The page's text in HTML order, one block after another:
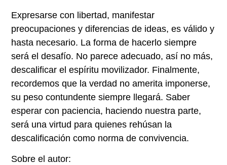
Expresarse con libertad, manifestar
preocupaciones y diferencias de ideas, es válido y
hasta necesario. La forma de hacerlo siempre
será el desafío. No parece adecuado, así no más,
descalificar el espíritu movilizador. Finalmente,
recordemos que la verdad no amerita imponerse,
su peso contundente siempre llegará. Saber
esperar con paciencia, haciendo nuestra parte,
será una virtud para quienes rehúsan la
descalificación como norma de convivencia.
Sobre el autor: